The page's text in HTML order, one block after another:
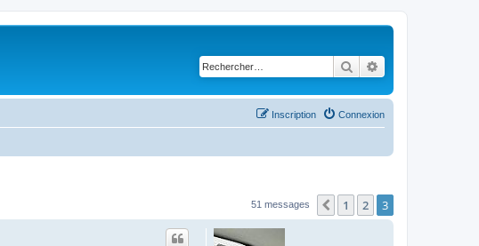
Rechercher
Connexion
Inscription
51 messages Précédent
1 2 3